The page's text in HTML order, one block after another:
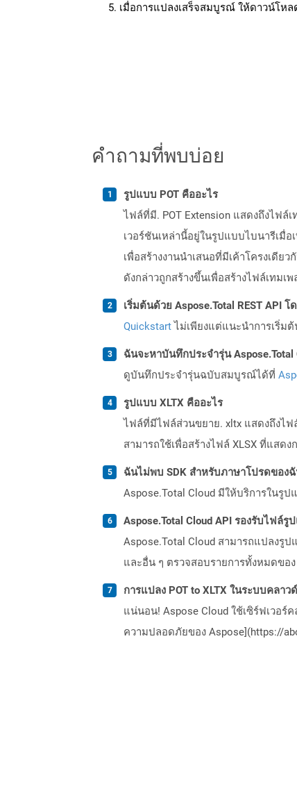
เมื่อการแปลงเสร็จสมบูรณ์ ให้ดาวน์โห
คำถามที่พบบ่อย
รูปแบบ POT คืออะไร
ไฟล์ที่มี. POT Extension แสดงถึงไฟล์
เวอร์ชันเหล่านี้อยู่ในรูปแบบไบนารีเมื่
เพื่อสร้างงานนำเสนอที่มีเค้าโครงเดี
ดังกล่าวถูกสร้างขึ้นเพื่อสร้างไฟล์เทมเ
เริ่มต้นด้วย Aspose.Total REST API
Quickstartไม่เพียงแต่แนะนำการเริ่ม
ฉันจะหาบันทึกประจำรุ่น
ดูบันทึกประจำรุ่นฉบับสมบูรณ์ได้ที่
รูปแบบ XLTX คืออะไร
ไฟล์ที่มีไฟล์ส่วนขยาย. xltx แสดงถึงไฟ
สามารถใช้เพื่อสร้างไฟล์ XLSX ที่แสด
ฉันไม่พบ SDK สำหรับภาษาโปรดของ
Aspose.Total Cloud มีให้บริการในรู
Aspose.Total Cloud API รองรับไฟล์รู
Aspose.Total Cloud สามารถแปลงรูป
และอื่น ๆ ตรวจสอบรายการทั้งหมดของ
การแปลง POT to XLTX ในระบบคลา
แน่นอน! Aspose Cloud ใช้เซิร์ฟเวอ
ความปลอดภัยของ Aspose](https://